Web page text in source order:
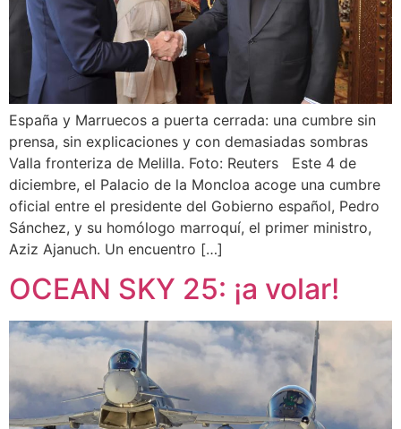
España y Marruecos a puerta cerrada: una cumbre sin
prensa, sin explicaciones y con demasiadas sombras
Valla fronteriza de Melilla. Foto: Reuters Este 4 de
diciembre, el Palacio de la Moncloa acoge una cumbre
oficial entre el presidente del Gobierno español, Pedro
Sánchez, y su homólogo marroquí, el primer ministro,
Aziz Ajanuch. Un encuentro […]
OCEAN SKY 25: ¡a volar!